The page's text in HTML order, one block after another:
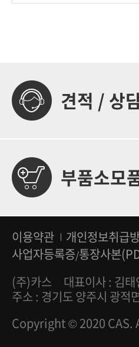
견적 / 상
부품소모
이용약관 개인정보취급
사업자등록증/통장사본
(주)카스
대표이사 : 김태
주소 : 경기도 양주시 광적
Copyright © 2020 CAS.